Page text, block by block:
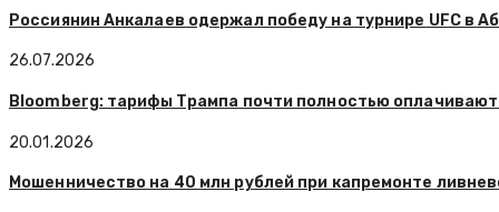
Россиянин Анкалаев одержал победу на турнире UFC в
26.07.2026
Bloomberg: тарифы Трампа почти полностью
20.01.2026
Мошенничество на 40 млн рублей при капремонте